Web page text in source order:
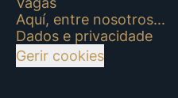
Aquí, entre nosotros...
Dados e privacidade
Gerir cookies